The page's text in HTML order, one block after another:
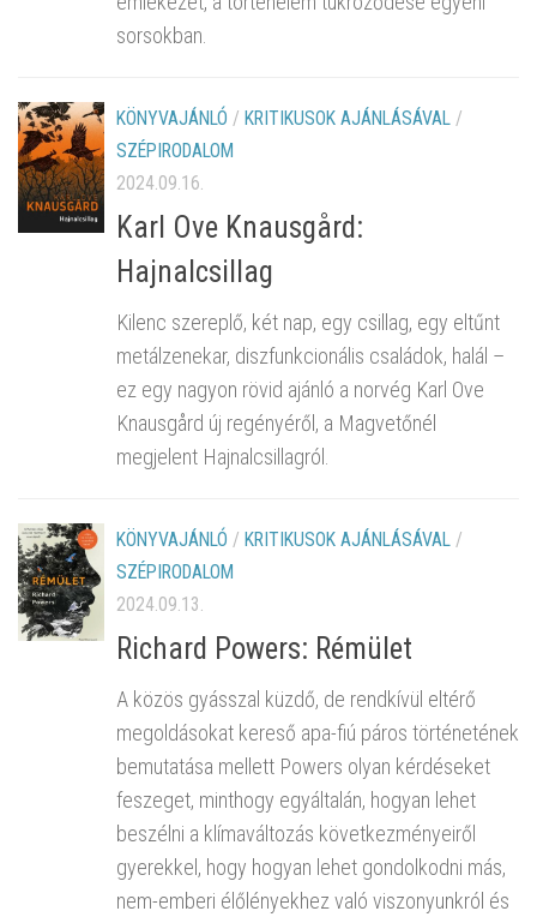
sorsokban.
KÖNYVAJÁNLÓ / KRITIKUSOK AJÁNLÁSÁVAL /
SZÉPIRODALOM
2024.09.16.
Karl Ove Knausgård:
Hajnalcsillag
Kilenc szereplő, két nap, egy csillag, egy eltűnt
metálzenekar, diszfunkcionális családok, halál –
ez egy nagyon rövid ajánló a norvég Karl Ove
Knausgård új regényéről, a Magvetőnél
megjelent Hajnalcsillagról.
KÖNYVAJÁNLÓ / KRITIKUSOK AJÁNLÁSÁVAL /
SZÉPIRODALOM
2024.09.13.
Richard Powers: Rémület
A közös gyásszal küzdő, de rendkívül eltérő
megoldásokat kereső apa-fiú páros történetének
bemutatása mellett Powers olyan kérdéseket
feszeget, minthogy egyáltalán, hogyan lehet
beszélni a klímaváltozás következményeiről
gyerekkel, hogy hogyan lehet gondolkodni más,
nem-emberi élőlényekhez való viszonyunkról és